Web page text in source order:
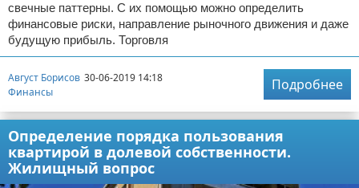
свечные паттерны. С их помощью можно определить
финансовые риски, направление рыночного движения и даже
будущую прибыль. Торговля
Август Борисов 30-06-2019 14:18
Финансы
Подробнее
Определение порядка пользования
квартирой в долевой собственности.
Жилищный вопрос